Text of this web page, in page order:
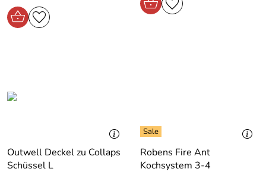
Outwell Deckel zu Collaps
Schüssel L
Robens Fire Ant
Kochsystem 3-4